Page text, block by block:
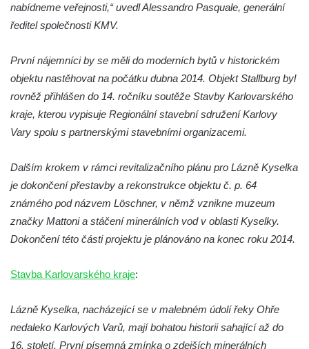
Jirschova vila čp. 1348/10 v ulici Pod
Doubravkou v Teplicích
Dům čp. 270 v ulici U Hrádku zvaný
Škvárovník v Teplicích
Úřednický dům s voliérou u zámku v
Teplicích
Opěrná zeď s balustrádou a zamřížovanými
Ptačí schody u zámku v Teplicích
Pavilon Kolostůjovy věžičky v Teplicích
Dům čp. 72/1 v Lázeňské ulici v Teplicích –
Zlaté slunce
Riedlova vila v Desné
Model rozhledny Vlčí hora ve Starých
nabídneme veřejnosti,“ uvedl Alessandro Pasquale, generální
ředitel společnosti KMV.
První nájemníci by se měli do moderních bytů v historickém
objektu nastěhovat na počátku dubna 2014. Objekt Stallburg byl
rovněž přihlášen do 14. ročníku soutěže Stavby Karlovarského
kraje, kterou vypisuje Regionální stavební sdružení Karlovy
Vary spolu s partnerskými stavebními organizacemi.
Dalším krokem v rámci revitalizačního plánu pro Lázně Kyselka
je dokončení přestavby a rekonstrukce objektu č. p. 64
známého pod názvem Löschner, v němž vznikne muzeum
značky Mattoni a stáčení minerálních vod v oblasti Kyselky.
Dokončení této části projektu je plánováno na konec roku 2014.
Stavba Karlovarského kraje:
Lázně Kyselka, nacházející se v malebném údolí řeky Ohře
nedaleko Karlových Varů, mají bohatou historii sahající až do
16. století. První písemná zmínka o zdejších minerálních